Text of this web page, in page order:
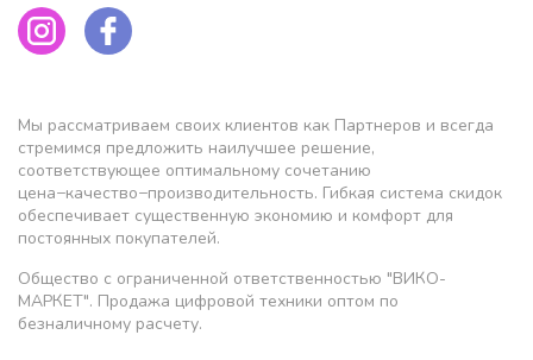
Мы рассматриваем своих клиентов как Партнеров и всегда
стремимся предложить наилучшее решение,
соответствующее оптимальному сочетанию
цена−качество−производительность. Гибкая система скидок
обеспечивает существенную экономию и комфорт для
постоянных покупателей.
Общество с ограниченной ответственностью "ВИКО-
МАРКЕТ". Продажа цифровой техники оптом по
безналичному расчету.